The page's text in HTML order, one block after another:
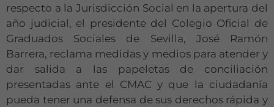
respecto a la Jurisdicción Social en la apertura del
año judicial, el presidente del Colegio Oficial de
Graduados Sociales de Sevilla, José Ramón
Barrera, reclama medidas y medios para atender y
dar salida a las papeletas de conciliación
presentadas ante el CMAC y que la ciudadanía
pueda tener una defensa de sus derechos rápida y